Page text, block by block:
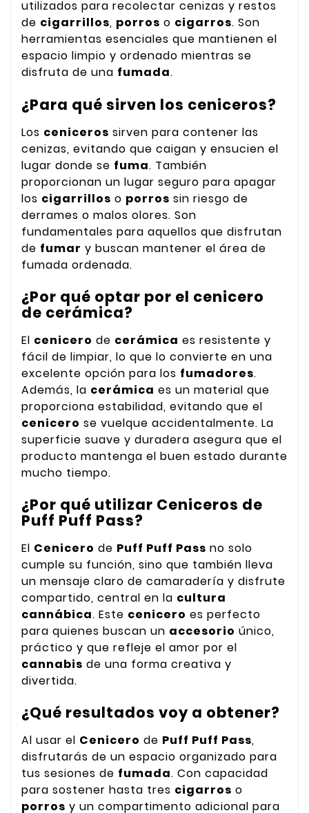
utilizados para recolectar cenizas y restos
de cigarrillos, porros o cigarros. Son
herramientas esenciales que mantienen el
espacio limpio y ordenado mientras se
disfruta de una fumada.
¿Para qué sirven los ceniceros?
Los ceniceros sirven para contener las
cenizas, evitando que caigan y ensucien el
lugar donde se fuma. También
proporcionan un lugar seguro para apagar
los cigarrillos o porros sin riesgo de
derrames o malos olores. Son
fundamentales para aquellos que disfrutan
de fumar y buscan mantener el área de
fumada ordenada.
¿Por qué optar por el cenicero
de cerámica?
El cenicero de cerámica es resistente y
fácil de limpiar, lo que lo convierte en una
excelente opción para los fumadores.
Además, la cerámica es un material que
proporciona estabilidad, evitando que el
cenicero se vuelque accidentalmente. La
superficie suave y duradera asegura que el
producto mantenga el buen estado durante
mucho tiempo.
¿Por qué utilizar Ceniceros de
Puff Puff Pass?
El Cenicero de Puff Puff Pass no solo
cumple su función, sino que también lleva
un mensaje claro de camaradería y disfrute
compartido, central en la cultura
cannábica. Este cenicero es perfecto
para quienes buscan un accesorio único,
práctico y que refleje el amor por el
cannabis de una forma creativa y
divertida.
¿Qué resultados voy a obtener?
Al usar el Cenicero de Puff Puff Pass,
disfrutarás de un espacio organizado para
tus sesiones de fumada. Con capacidad
para sostener hasta tres cigarros o
porros y un compartimento adicional para